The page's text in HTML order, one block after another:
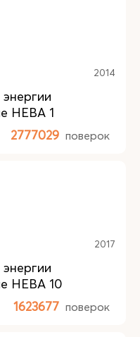
2014
НЕВА 1
2777029 поверок
2017
НЕВА 10
1623677 поверок